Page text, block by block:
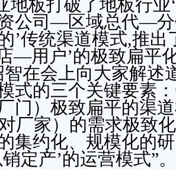
板打破了地板行业
公司—区域总代—
’传统渠道模式,推
—用户’的极致扁平
智在会上向大家解述
式的三个关键要素
门）极致扁平的渠
厂家）的需求极致
集约化、规模化的
定产’的运营模式”。